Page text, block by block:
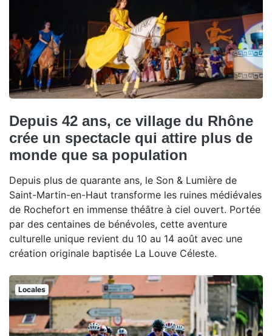
Depuis 42 ans, ce village du Rhône
crée un spectacle qui attire plus de
monde que sa population
Depuis plus de quarante ans, le Son & Lumière de
Saint-Martin-en-Haut transforme les ruines médiévales
de Rochefort en immense théâtre à ciel ouvert. Portée
par des centaines de bénévoles, cette aventure
culturelle unique revient du 10 au 14 août avec une
création originale baptisée La Louve Céleste.
Locales